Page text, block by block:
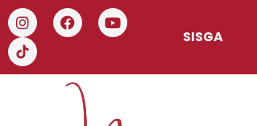
SISGA